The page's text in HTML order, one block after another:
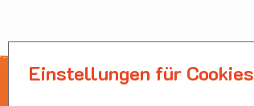
Hallbergmoos
Einstellungen für Cookies